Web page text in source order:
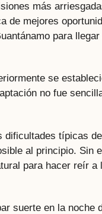
más
de mejores
para
se
no fue
dificultades típicas
al principio. Sin
para hacer reír
suerte en la noche